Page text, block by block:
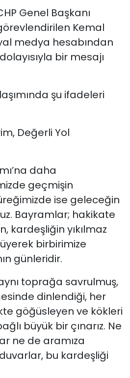
Genel Başkanı
Kemal
medya hesabından
bir mesajı
şu ifadeleri
Değerli Yol
daha
geçmişin
ise geleceğin
Bayramlar; hakikate
kardeşliğin yıkılmaz
birbirimize
günleridir.
toprağa savrulmuş,
dinlendiği, her
göğüsleyen ve kökleri
büyük bir çınarız. Ne
ne de aramıza
bu kardeşliği